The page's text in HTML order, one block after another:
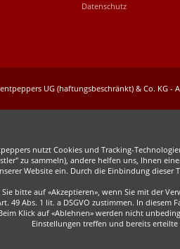
Datenschutz
UG (haftungsbeschränkt) & Co. KG -
nutzt Cookies und Tracking-
zu sammeln), andere helfen uns, Ihnen
Website ein. Durch die Einbindung
Sie bitte auf «Akzeptieren», wenn Sie mit der
49 Abs. 1 lit. a DSGVO zustimmen. In
Klick auf «Ablehnen» werden nicht
Einstellungen treffen und bereits